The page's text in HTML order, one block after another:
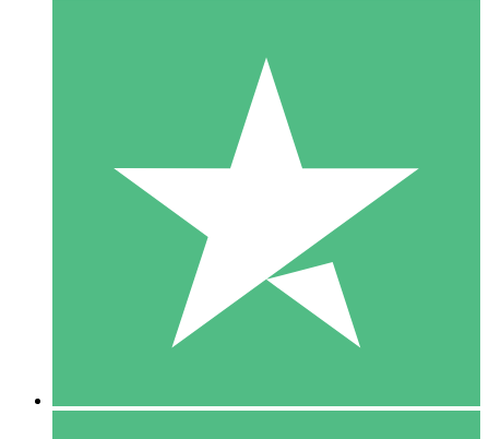
Paquetes de Créditos Individuales
Paga según el uso con créditos de descarga. Sin compromiso
10 00